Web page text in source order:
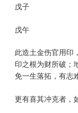
戊子
戊午
此造土金伤官用印
印之根为财所破；
免一生落拓，有志
更有喜其冲克者，